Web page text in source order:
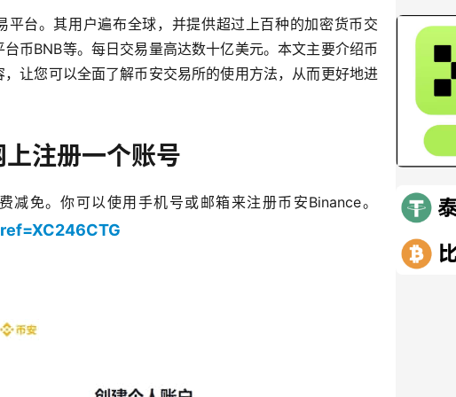
台。其用户遍布全球，并提供超过上百种的加密货币交
币BNB等。每日交易量高达数十亿美元。本文主要介绍币
让您可以全面了解币安交易所的使用方法，从而更好地进
注册一个账号
减免。你可以使用手机号或邮箱来注册币安Binance。​